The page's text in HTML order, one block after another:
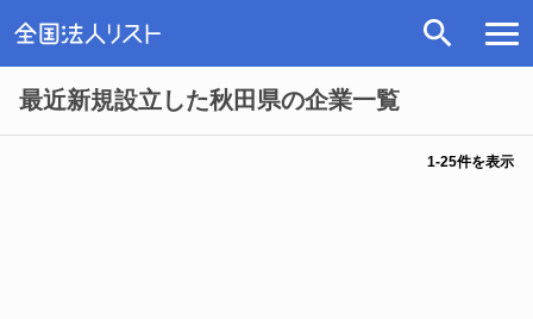
最近新規設立した秋田県の企業一覧
1-25件を表示